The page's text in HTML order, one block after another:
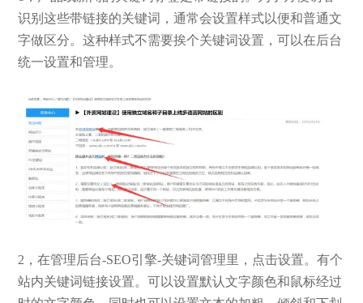
识别这些带链接的关键词，通常会设置样式以便和普通文
字做区分。这种样式不需要挨个关键词设置，可以在后台
统一设置和管理。
2，在管理后台-SEO引擎-关键词管理里，点击设置。有个
站内关键词链接设置。可以设置默认文字颜色和鼠标经过